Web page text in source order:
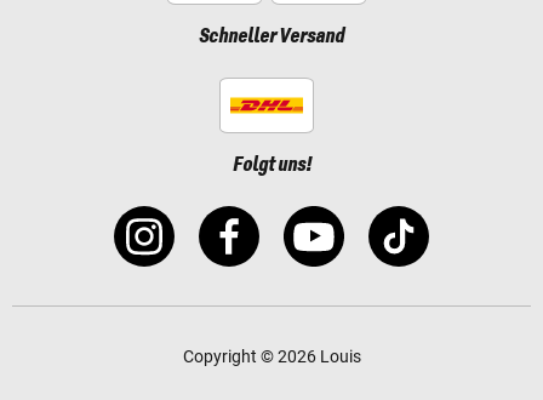
Schneller Versand
Folgt uns!
Copyright © 2026 Louis